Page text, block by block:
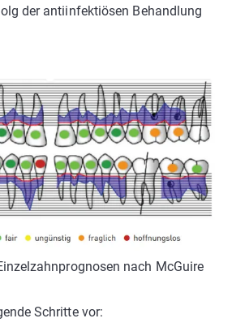
der antiinfektiösen Behandlung
nach McGuire
Schritte vor: